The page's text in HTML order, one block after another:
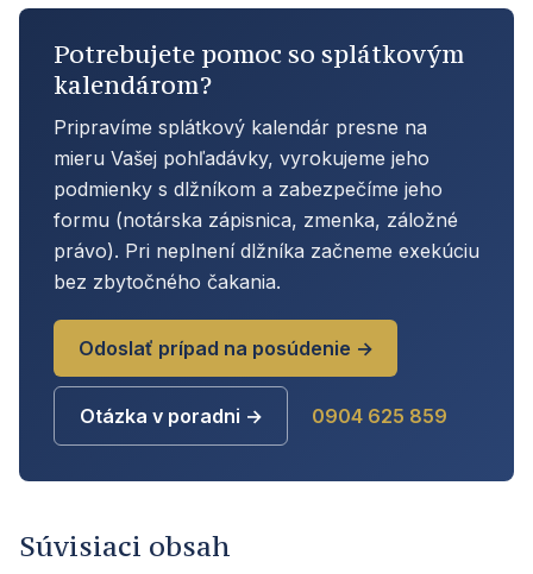
Potrebujete pomoc so splátkovým
kalendárom?
Pripravíme splátkový kalendár presne na
mieru Vašej pohľadávky, vyrokujeme jeho
podmienky s dlžníkom a zabezpečíme jeho
formu (notárska zápisnica, zmenka, záložné
právo). Pri neplnení dlžníka začneme exekúciu
bez zbytočného čakania.
Odoslať prípad na posúdenie →
Otázka v poradni → 0904 625 859
Súvisiaci obsah